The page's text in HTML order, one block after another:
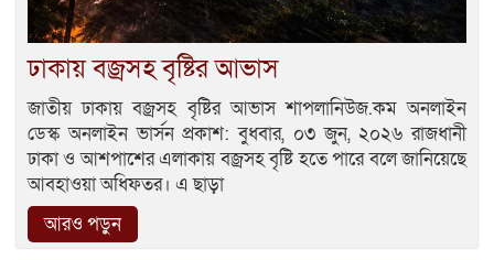
ঢাকায় বজ্রসহ বৃষ্টির আভাস
জাতীয় ঢাকায় বজ্রসহ বৃষ্টির আভাস শাপলানিউজ.কম অনলাইন
ডেস্ক অনলাইন ভার্সন প্রকাশ: বুধবার, ০৩ জুন, ২০২৬ রাজধানী
ঢাকা ও আশপাশের এলাকায় বজ্রসহ বৃষ্টি হতে পারে বলে জানিয়েছে
আবহাওয়া অধিফতর। এ ছাড়া
আরও পড়ুন